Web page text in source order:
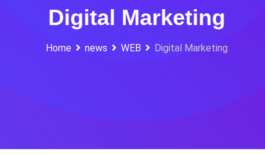
Digital Marketing
Home news WEB Digital Marketing